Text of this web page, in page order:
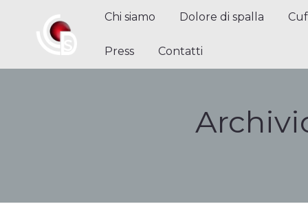
Chi siamo Dolore di spalla
Press Contatti
Chi siamo Dolore di spalla